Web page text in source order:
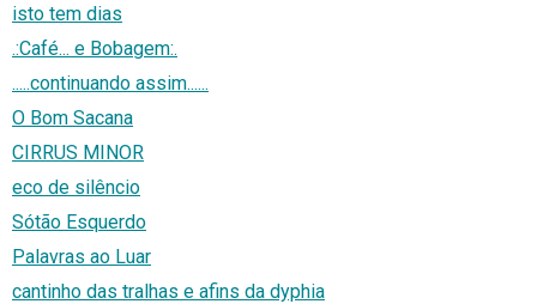
isto tem dias
.:Café... e Bobagem:.
.....continuando assim......
O Bom Sacana
CIRRUS MINOR
eco de silêncio
Sótão Esquerdo
Palavras ao Luar
cantinho das tralhas e afins da dyphia